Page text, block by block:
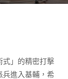
式」的精密打擊
兵進入基輔，希